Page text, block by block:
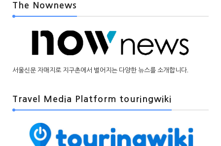
The Nownews
서울신문 자매지로 지구촌에서 벌어지는 다양한 뉴스를 소개합니다.
Travel Media Platform touringwiki